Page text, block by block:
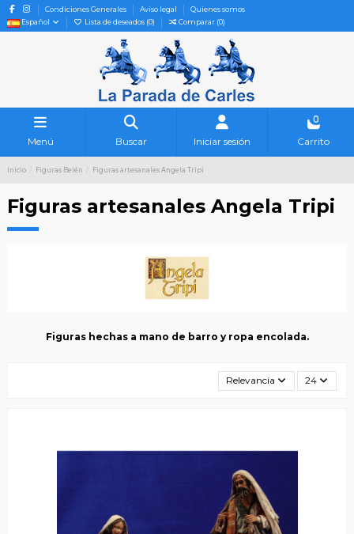
Condiciones Generales Aviso legal
Quienes somos
Español
Lista de deseados (0) Comparar (0)
Menú Buscar Iniciar sesión
0
Carrito
Inicio Figuras Belén Figuras artesanales Angela Tripi
Figuras artesanales Angela Tripi
Figuras hechas a mano de barro y ropa encolada.
Relevancia 24